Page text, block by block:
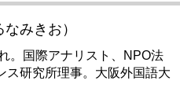
みきお）
。国際アナリスト、NPO法
ス研究所理事。大阪外国語大